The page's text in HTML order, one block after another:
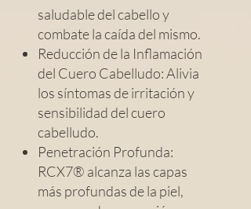
saludable del cabello y
combate la caída del mismo.
Reducción de la Inflamación
del Cuero Cabelludo: Alivia
los síntomas de irritación y
sensibilidad del cuero
cabelludo.
Penetración Profunda:
RCX7® alcanza las capas
más profundas de la piel,